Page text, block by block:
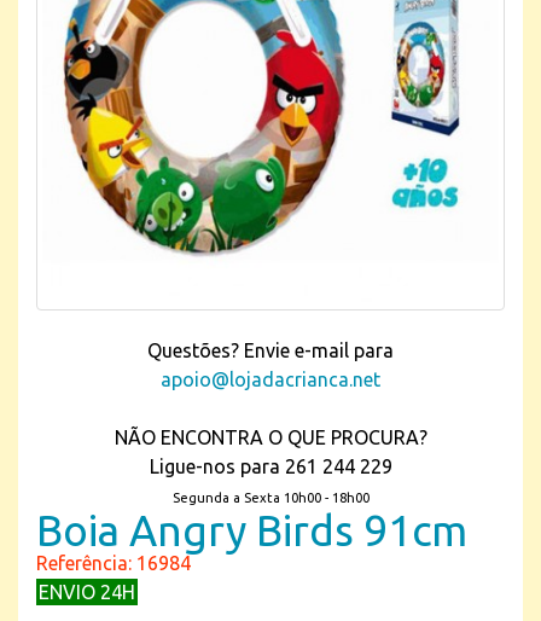
Questões? Envie e-mail para
apoio@lojadacrianca.net
NÃO ENCONTRA O QUE PROCURA?
Ligue-nos para 261 244 229
Segunda a Sexta 10h00 - 18h00
Boia Angry Birds 91cm
Referência: 16984
ENVIO 24H